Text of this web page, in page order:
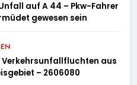
auf A 44 – Pkw-Fahrer
gewesen sein
Verkehrsunfallfluchten aus
– 2606080